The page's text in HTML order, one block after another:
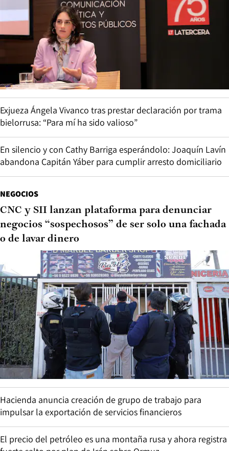
Exjueza Ángela Vivanco tras prestar declaración por trama
bielorrusa: “Para mí ha sido valioso”
En silencio y con Cathy Barriga esperándolo: Joaquín Lavín
abandona Capitán Yáber para cumplir arresto domiciliario
NEGOCIOS
CNC y SII lanzan plataforma para denunciar
negocios “sospechosos” de ser solo una fachada
o de lavar dinero
Hacienda anuncia creación de grupo de trabajo para
impulsar la exportación de servicios financieros
El precio del petróleo es una montaña rusa y ahora registra